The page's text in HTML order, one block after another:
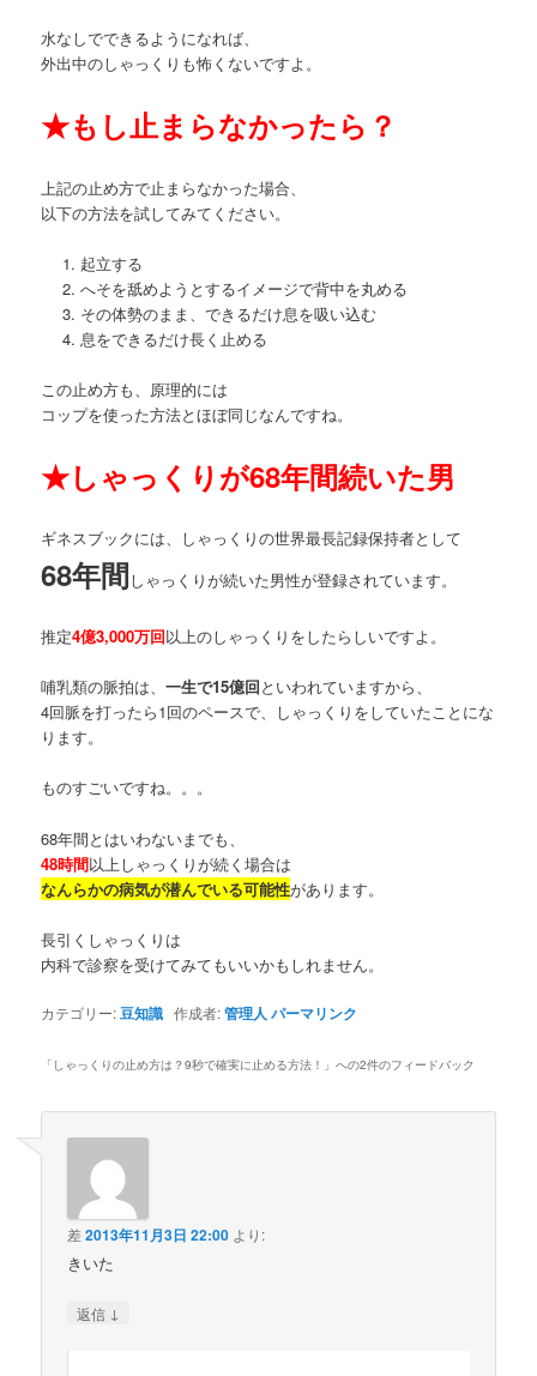
水なしでできるようになれば、
外出中のしゃっくりも怖くないですよ。
★もし止まらなかったら？
上記の止め方で止まらなかった場合、
以下の方法を試してみてください。
起立する
へそを舐めようとするイメージで背中を丸める
その体勢のまま、できるだけ息を吸い込む
息をできるだけ長く止める
この止め方も、原理的には
コップを使った方法とほぼ同じなんですね。
★しゃっくりが68年間続いた男
ギネスブックには、しゃっくりの世界最長記録保持者として
68年間しゃっくりが続いた男性が登録されています。
推定4億3,000万回以上のしゃっくりをしたらしいですよ。
哺乳類の脈拍は、一生で15億回といわれていますから、
4回脈を打ったら1回のペースで、しゃっくりをしていたことにな
ります。
ものすごいですね。。。
68年間とはいわないまでも、
48時間以上しゃっくりが続く場合は
なんらかの病気が潜んでいる可能性があります。
長引くしゃっくりは
内科で診察を受けてみてもいいかもしれません。
カテゴリー:豆知識 作成者:管理人 パーマリンク
「 しゃっくりの止め方は？9秒で確実に止める方法！ 」への2件のフィードバック
差 2013年11月3日 22:00 より:
きいた
返信 ↓